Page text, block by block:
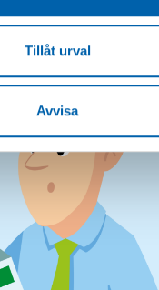
Tillåt urval
Avvisa